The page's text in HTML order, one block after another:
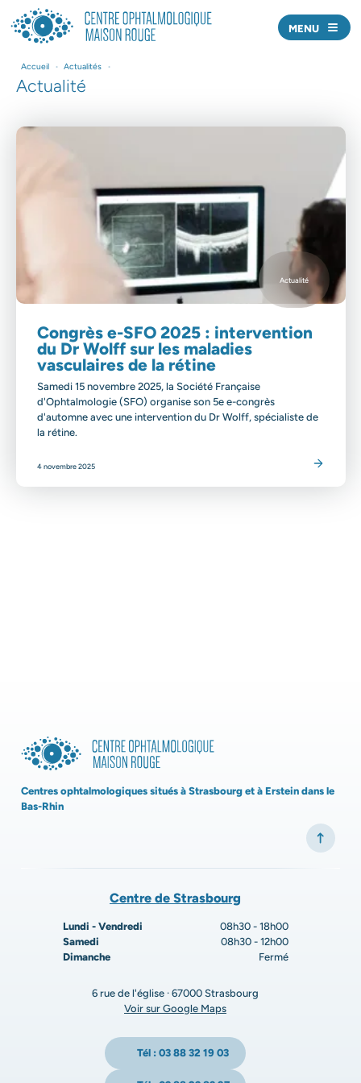
Nos médecins
Offre de soins
Prendre rendez-vous
Nous écrire
J’AI UNE URGENCE
MENU
Accueil • Actualités •
Actualité
Actualité
Congrès e-SFO 2025 : intervention
du Dr Wolff sur les maladies
vasculaires de la rétine
Samedi 15 novembre 2025, la Société Française
d'Ophtalmologie (SFO) organise son 5e e-congrès
d'automne avec une intervention du Dr Wolff, spécialiste de
la rétine.
4 novembre 2025
Centres ophtalmologiques situés à Strasbourg et à Erstein dans le
Bas-Rhin
Centre de Strasbourg
Lundi - Vendredi
08h30 - 18h00
Samedi
08h30 - 12h00
Dimanche
Fermé
6 rue de l'église · 67000 Strasbourg
Voir sur Google Maps
Tél : 03 88 32 19 03